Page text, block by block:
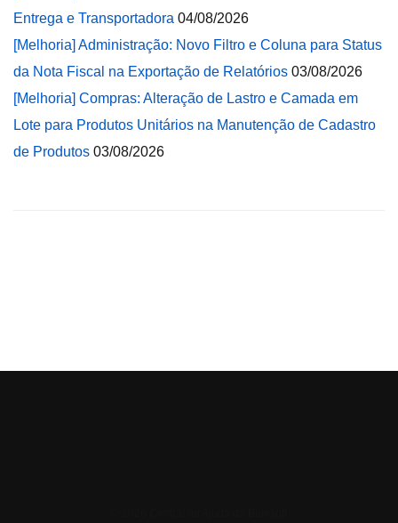
Entrega e Transportadora 04/08/2026
[Melhoria] Administração: Novo Filtro e Coluna para Status
da Nota Fiscal na Exportação de Relatórios 03/08/2026
[Melhoria] Compras: Alteração de Lastro e Camada em
Lote para Produtos Unitários na Manutenção de Cadastro
de Produtos 03/08/2026